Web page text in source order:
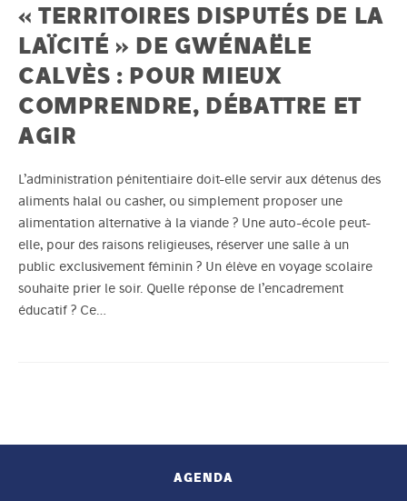
« TERRITOIRES DISPUTÉS DE LA
LAÏCITÉ » DE GWÉNAËLE
CALVÈS : POUR MIEUX
COMPRENDRE, DÉBATTRE ET
AGIR
L’administration pénitentiaire doit-elle servir aux détenus des
aliments halal ou casher, ou simplement proposer une
alimentation alternative à la viande ? Une auto-école peut-
elle, pour des raisons religieuses, réserver une salle à un
public exclusivement féminin ? Un élève en voyage scolaire
souhaite prier le soir. Quelle réponse de l’encadrement
éducatif ? Ce…
AGENDA